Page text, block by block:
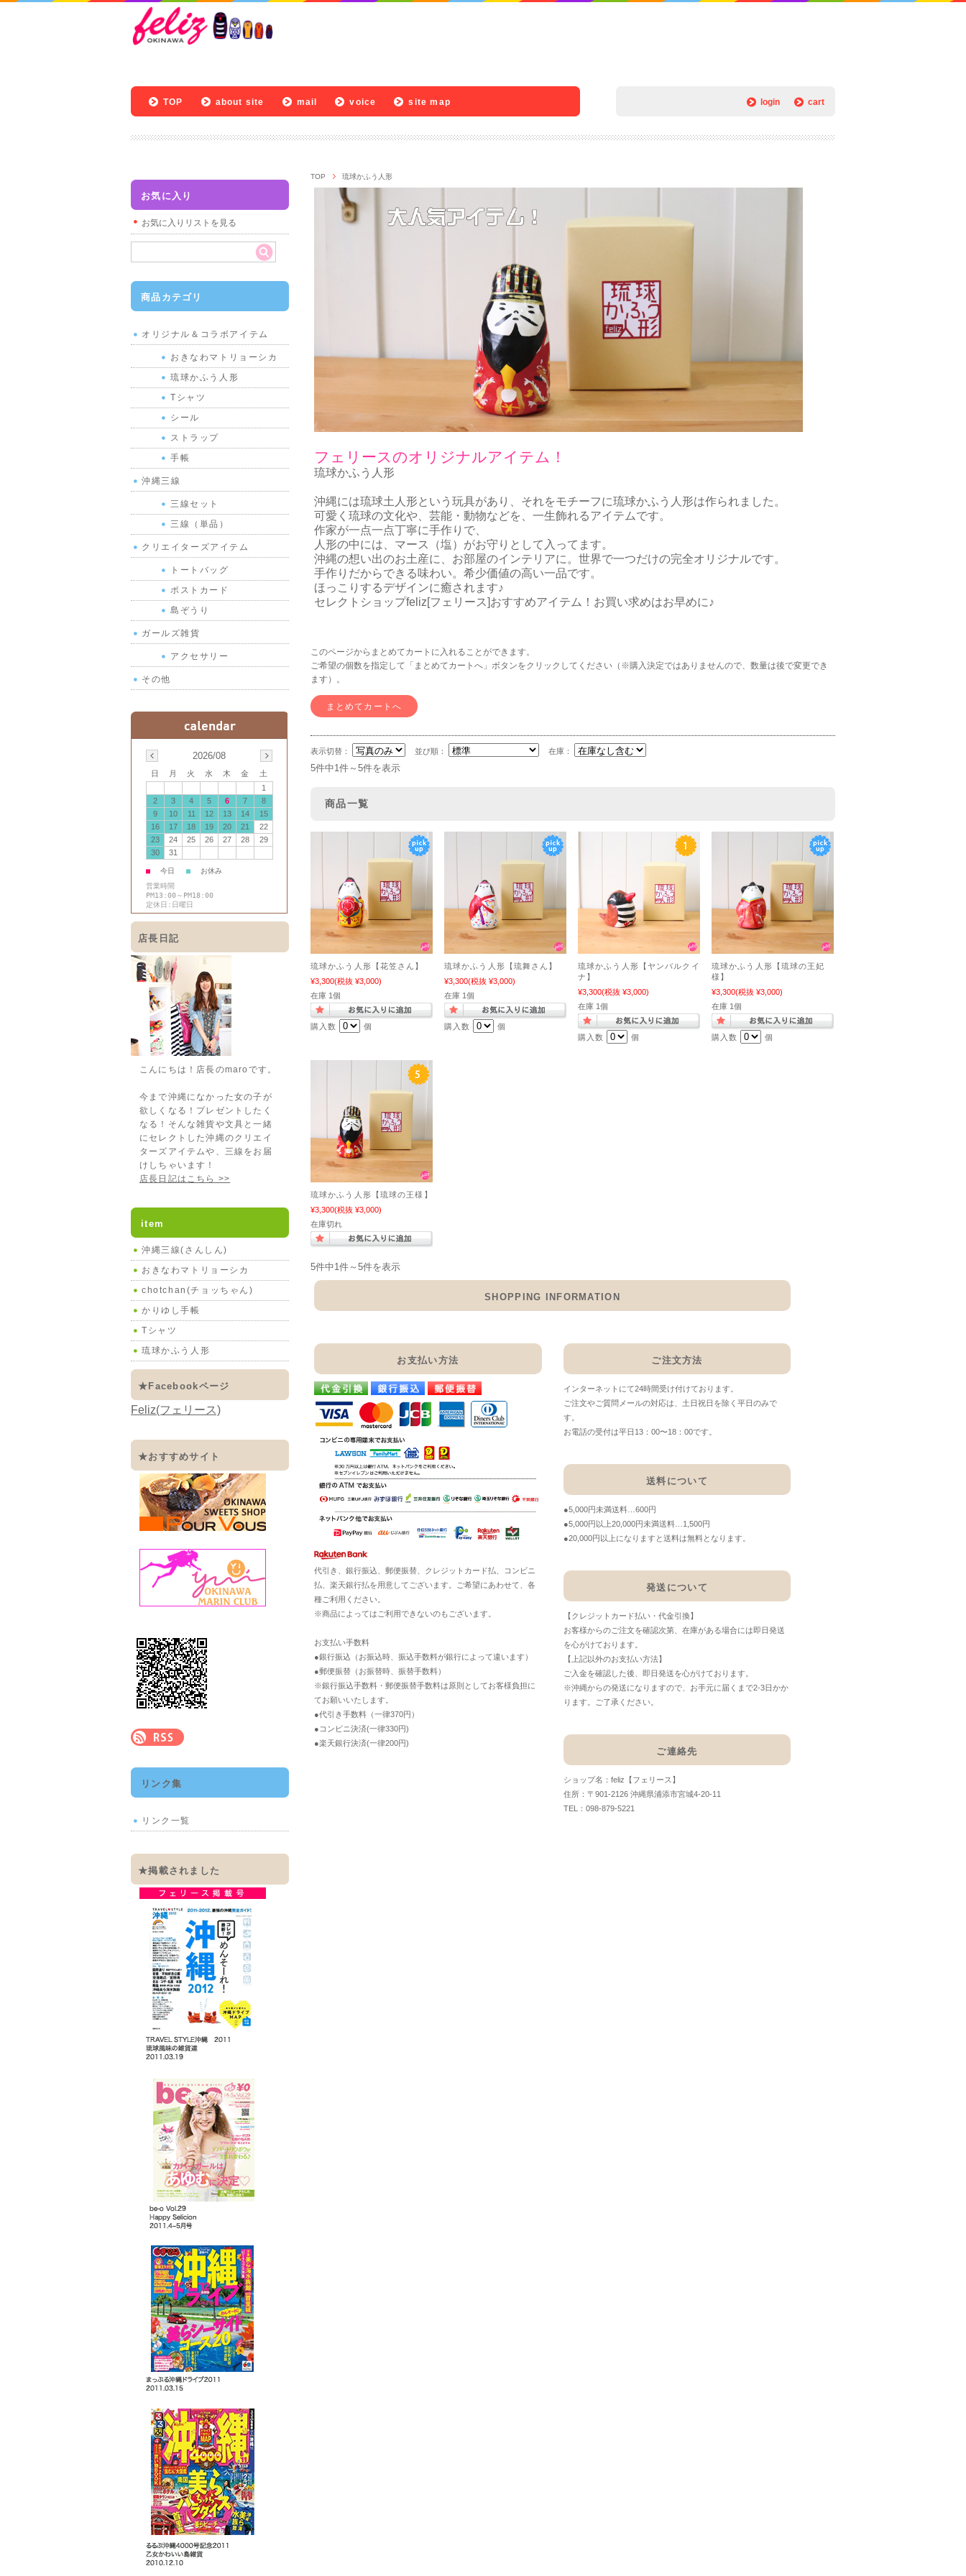
login cart
TOP about site mail voice site map
TOP 琉球かふう人形
フェリースのオリジナルアイテム！
琉球かふう人形
沖縄には琉球土人形という玩具があり、それをモチーフに琉球かふう人形は作られました。
可愛く琉球の文化や、芸能・動物などを、一生飾れるアイテムです。
作家が一点一点丁寧に手作りで、
人形の中には、マース（塩）がお守りとして入ってます。
沖縄の想い出のお土産に、お部屋のインテリアに。世界で一つだけの完全オリジナルです。
手作りだからできる味わい。希少価値の高い一品です。
ほっこりするデザインに癒されます♪
セレクトショップfeliz[フェリース]おすすめアイテム！お買い求めはお早めに♪
このページからまとめてカートに入れることができます。
ご希望の個数を指定して「まとめてカートへ」ボタンをクリックしてください（※購入決定ではありませんので、数量は後で変更でき
ます）。
表示切替： 並び順： 在庫：
5件中1件～5件を表示
商品一覧
琉球かふう人形【花笠さん】
¥3,300(税抜 ¥3,000)
在庫 1個
購入数 個
琉球かふう人形【琉舞さん】
¥3,300(税抜 ¥3,000)
在庫 1個
購入数 個
琉球かふう人形【ヤンバルクイ
ナ】
¥3,300(税抜 ¥3,000)
在庫 1個
購入数 個
琉球かふう人形【琉球の王妃
様】
¥3,300(税抜 ¥3,000)
在庫 1個
購入数 個
琉球かふう人形【琉球の王様】
¥3,300(税抜 ¥3,000)
在庫切れ
5件中1件～5件を表示
SHOPPING INFORMATION
お支払い方法
代引き、銀行振込、郵便振替、クレジットカード払、コンビニ
払、楽天銀行払を用意してございます。ご希望にあわせて、各
種ご利用ください。
※商品によってはご利用できないのもございます。
お支払い手数料
●銀行振込（お振込時、振込手数料が銀行によって違います）
●郵便振替（お振替時、振替手数料）
※銀行振込手数料・郵便振替手数料は原則としてお客様負担に
てお願いいたします。
●代引き手数料（一律370円）
●コンビニ決済(一律330円)
●楽天銀行決済(一律200円)
ご注文方法
インターネットにて24時間受け付けております。
ご注文やご質問メールの対応は、土日祝日を除く平日のみで
す。
お電話の受付は平日13：00〜18：00です。
送料について
●5,000円未満送料…600円
●5,000円以上20,000円未満送料…1,500円
●20,000円以上になりますと送料は無料となります。
発送について
【クレジットカード払い・代金引換】
お客様からのご注文を確認次第、在庫がある場合には即日発送
を心がけております。
【上記以外のお支払い方法】
ご入金を確認した後、即日発送を心がけております。
※沖縄からの発送になりますので、お手元に届くまで2-3日かか
ります。ご了承ください。
ご連絡先
ショップ名：feliz【フェリース】
住所：〒901-2126 沖縄県浦添市宮城4-20-11
TEL：098-879-5221
お気に入り
お気に入りリストを見る
商品カテゴリ
オリジナル＆コラボアイテム
おきなわマトリョーシカ
琉球かふう人形
Tシャツ
シール
ストラップ
手帳
沖縄三線
三線セット
三線（単品）
クリエイターズアイテム
トートバッグ
ポストカード
島ぞうり
ガールズ雑貨
アクセサリー
その他
2026/08
日 月 火 水 木 金
土
1
2
3 4 5 6 7
8
9
10 11 12 13 14
15
16
17 18 19 20 21
22
23
24 25 26 27 28
29
30
31
■ 今日 ■
お休み
営業時間
PM13:00～PM18:00
定休日:日曜日
店長日記
こんにちは！店長のmaroです。
今まで沖縄になかった女の子が
欲しくなる！プレゼントしたく
なる！そんな雑貨や文具と一緒
にセレクトした沖縄のクリエイ
ターズアイテムや、三線をお届
けしちゃいます！
店長日記はこちら >>
item
沖縄三線(さんしん)
おきなわマトリョーシカ
chotchan(チョッちゃん)
かりゆし手帳
Tシャツ
琉球かふう人形
★Facebookページ
Feliz(フェリース)
★おすすめサイト
リンク集
リンク一覧
★掲載されました